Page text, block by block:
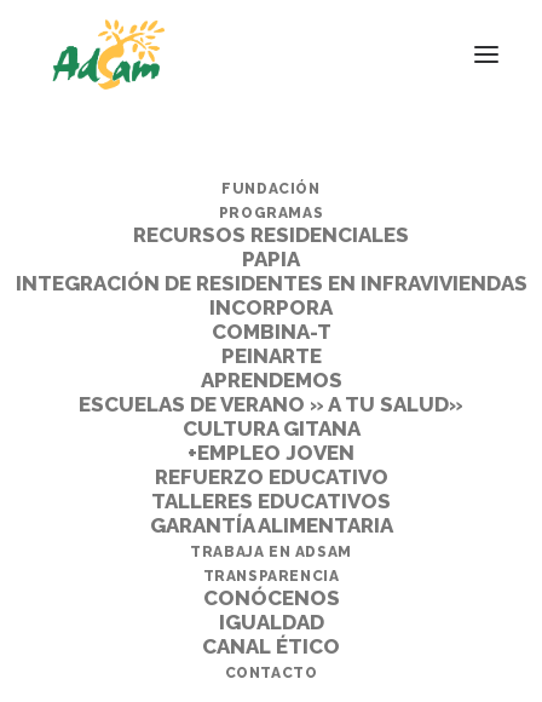
FUNDACIÓN
PROGRAMAS
RECURSOS RESIDENCIALES
PAPIA
INTEGRACIÓN DE RESIDENTES EN INFRAVIVIENDAS
INCORPORA
COMBINA-T
PEINARTE
APRENDEMOS
ESCUELAS DE VERANO » A TU SALUD»
CULTURA GITANA
+EMPLEO JOVEN
REFUERZO EDUCATIVO
TALLERES EDUCATIVOS
GARANTÍA ALIMENTARIA
TRABAJA EN ADSAM
TRANSPARENCIA
CONÓCENOS
IGUALDAD
CANAL ÉTICO
CONTACTO